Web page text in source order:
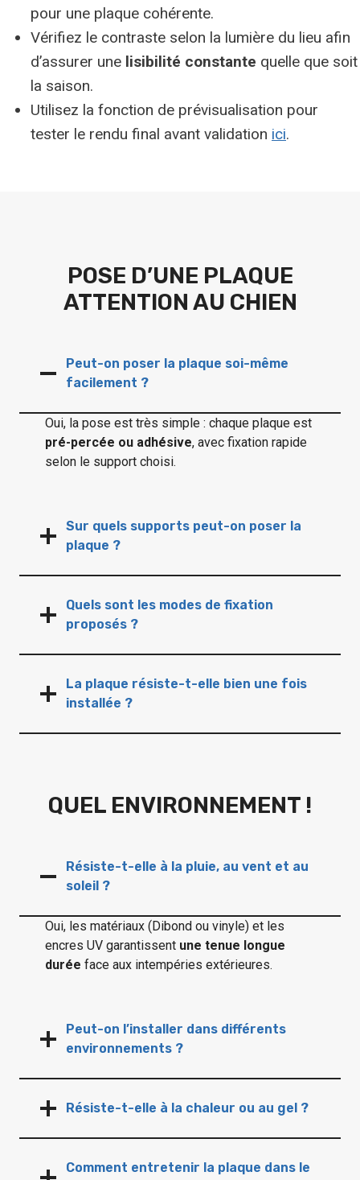
pour une plaque cohérente.
Vérifiez le contraste selon la lumière du lieu afin
d’assurer une lisibilité constante quelle que soit
la saison.
Utilisez la fonction de prévisualisation pour
tester le rendu final avant validation ici.
POSE D’UNE PLAQUE
ATTENTION AU CHIEN
Peut-on poser la plaque soi-même
facilement ?
Oui, la pose est très simple : chaque plaque est
pré-percée ou adhésive, avec fixation rapide
selon le support choisi.
Sur quels supports peut-on poser la
plaque ?
Quels sont les modes de fixation
proposés ?
La plaque résiste-t-elle bien une fois
installée ?
QUEL ENVIRONNEMENT !
Résiste-t-elle à la pluie, au vent et au
soleil ?
Oui, les matériaux (Dibond ou vinyle) et les
encres UV garantissent une tenue longue
durée face aux intempéries extérieures.
Peut-on l’installer dans différents
environnements ?
Résiste-t-elle à la chaleur ou au gel ?
Comment entretenir la plaque dans le